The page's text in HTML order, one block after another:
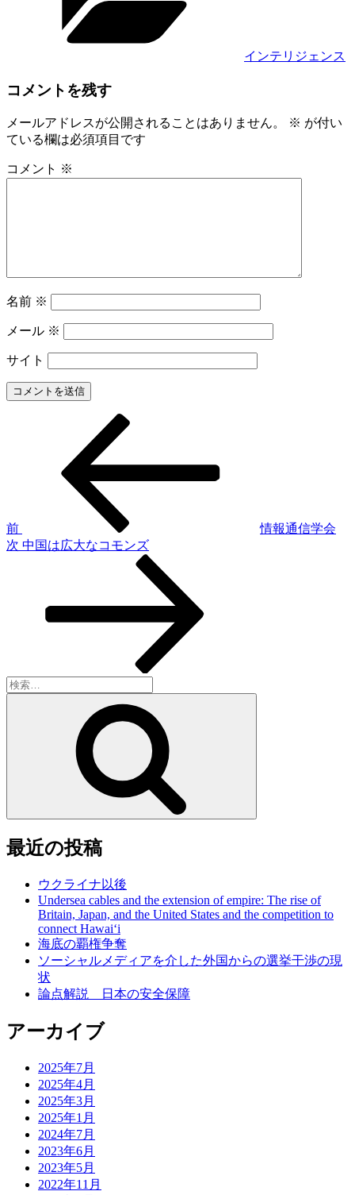
インテリジェンス
コメントを残す
メールアドレスが公開されることはありません。 ※ が付い
ている欄は必須項目です
コメント ※
名前 ※
メール ※
サイト
ゲ
ー
前
情報通信学会
次
次 中国は広大なコモンズ
検
索:
最近の投稿
ウクライナ以後
Undersea cables and the extension of empire: The rise of
Britain, Japan, and the United States and the competition to
connect Hawai‘i
海底の覇権争奪
ソーシャルメディアを介した外国からの選挙干渉の現
状
論点解説 日本の安全保障
アーカイブ
2025年7月
2025年4月
2025年3月
2025年1月
2024年7月
2023年6月
2023年5月
2022年11月